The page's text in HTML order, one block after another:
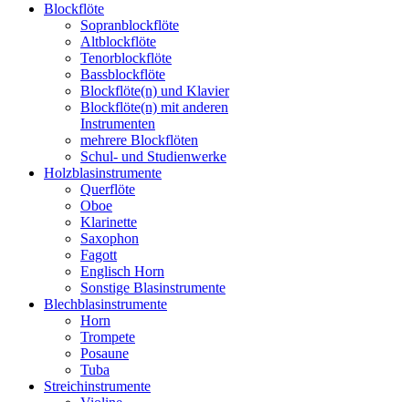
Blockflöte
Sopranblockflöte
Altblockflöte
Tenorblockflöte
Bassblockflöte
Blockflöte(n) und Klavier
Blockflöte(n) mit anderen
Instrumenten
mehrere Blockflöten
Schul- und Studienwerke
Holzblasinstrumente
Querflöte
Oboe
Klarinette
Saxophon
Fagott
Englisch Horn
Sonstige Blasinstrumente
Blechblasinstrumente
Horn
Trompete
Posaune
Tuba
Streichinstrumente